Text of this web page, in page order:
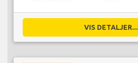
VIS DETALJER...